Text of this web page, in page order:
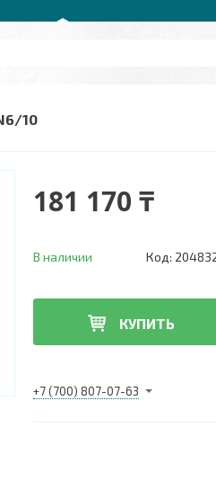
10
181 170 ₸
В наличии Код:
КУПИТЬ
+7 (700) 807-07-63